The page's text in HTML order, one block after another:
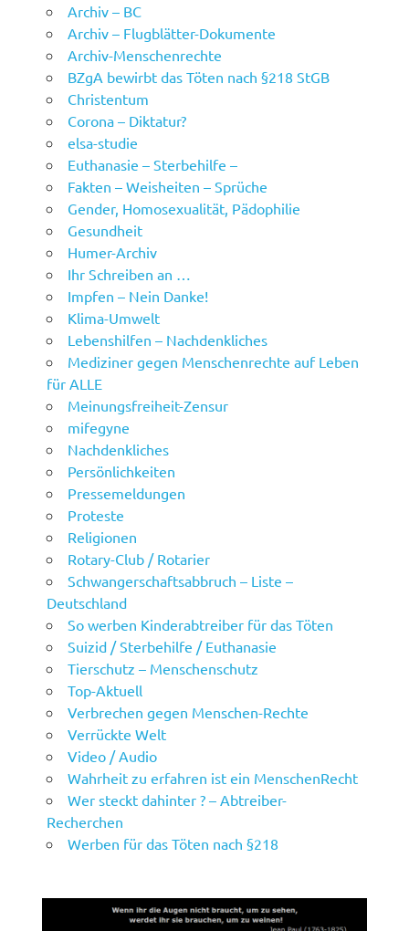
Archiv – BC
Archiv – Flugblätter-Dokumente
Archiv-Menschenrechte
BZgA bewirbt das Töten nach §218 StGB
Christentum
Corona – Diktatur?
elsa-studie
Euthanasie – Sterbehilfe –
Fakten – Weisheiten – Sprüche
Gender, Homosexualität, Pädophilie
Gesundheit
Humer-Archiv
Ihr Schreiben an …
Impfen – Nein Danke!
Klima-Umwelt
Lebenshilfen – Nachdenkliches
Mediziner gegen Menschenrechte auf Leben
für ALLE
Meinungsfreiheit-Zensur
mifegyne
Nachdenkliches
Persönlichkeiten
Pressemeldungen
Proteste
Religionen
Rotary-Club / Rotarier
Schwangerschaftsabbruch – Liste –
Deutschland
So werben Kinderabtreiber für das Töten
Suizid / Sterbehilfe / Euthanasie
Tierschutz – Menschenschutz
Top-Aktuell
Verbrechen gegen Menschen-Rechte
Verrückte Welt
Video / Audio
Wahrheit zu erfahren ist ein MenschenRecht
Wer steckt dahinter ? – Abtreiber-
Recherchen
Werben für das Töten nach §218